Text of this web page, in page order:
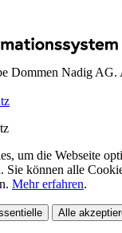
Dommen Nadig AG.
um die Webseite
Sie können alle
Mehr erfahren.
Alle